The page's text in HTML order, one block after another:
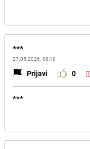
***
27.05.2026. 08:19
Prijavi 0
***